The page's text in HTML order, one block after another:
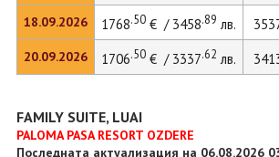
18.09.2026
20.09.2026
1768.50€ / 3458.89 лв.
1706.50€ / 3337.62 лв.
FAMILY SUITE, LUAI
PALOMA PASA RESORT OZDERE
Последната актуализация на 06.08.2026